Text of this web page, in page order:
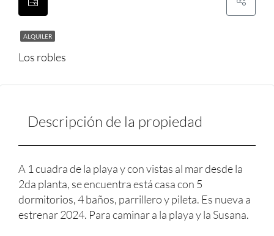
ALQUILER
Los robles
Descripción de la propiedad
A 1 cuadra de la playa y con vistas al mar desde la
2da planta, se encuentra está casa con 5
dormitorios, 4 baños, parrillero y pileta. Es nueva a
estrenar 2024. Para caminar a la playa y la Susana.